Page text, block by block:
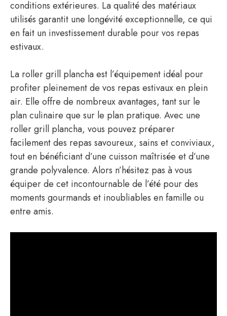
conditions extérieures. La qualité des matériaux
utilisés garantit une longévité exceptionnelle, ce qui
en fait un investissement durable pour vos repas
estivaux.
La roller grill plancha est l’équipement idéal pour
profiter pleinement de vos repas estivaux en plein
air. Elle offre de nombreux avantages, tant sur le
plan culinaire que sur le plan pratique. Avec une
roller grill plancha, vous pouvez préparer
facilement des repas savoureux, sains et conviviaux,
tout en bénéficiant d’une cuisson maîtrisée et d’une
grande polyvalence. Alors n’hésitez pas à vous
équiper de cet incontournable de l’été pour des
moments gourmands et inoubliables en famille ou
entre amis.